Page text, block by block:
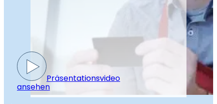
Präsentationsvideo
ansehen